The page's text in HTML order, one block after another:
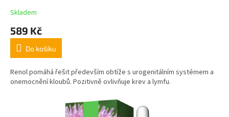
Skladem
589 Kč
Do košíku
Renol pomáhá řešit především obtíže s urogenitálním systémem a
onemocnění kloubů. Pozitivně ovlivňuje krev a lymfu.